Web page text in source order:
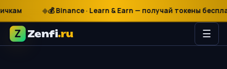
₽
$
€ 💰 Binance · Learn & Earn — получай токены бесплатно
Zenfi.ru ☰